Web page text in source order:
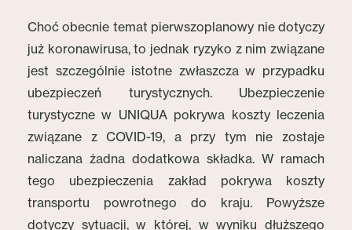
Choć obecnie temat pierwszoplanowy nie dotyczy
już koronawirusa, to jednak ryzyko z nim związane
jest szczególnie istotne zwłaszcza w przypadku
ubezpieczeń turystycznych. Ubezpieczenie
turystyczne w UNIQUA pokrywa koszty leczenia
związane z COVID-19, a przy tym nie zostaje
naliczana żadna dodatkowa składka. W ramach
tego ubezpieczenia zakład pokrywa koszty
transportu powrotnego do kraju. Powyższe
dotyczy sytuacji, w której, w wyniku dłuższego